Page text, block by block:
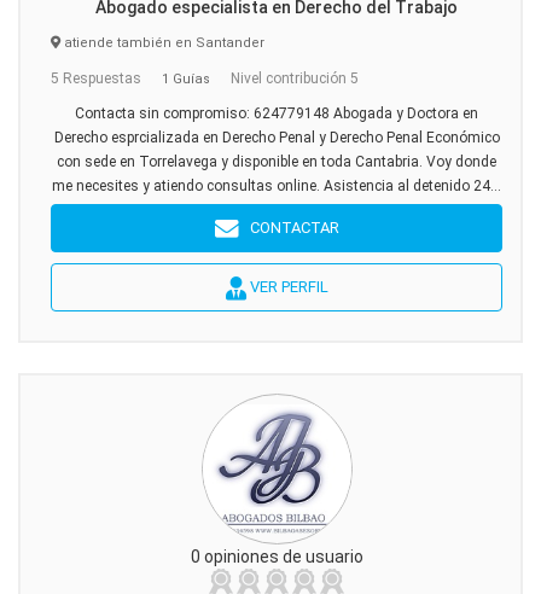
Abogado especialista en Derecho del Trabajo
atiende también en Santander
5 Respuestas 1 Guías Nivel contribución 5
Contacta sin compromiso: 624779148 Abogada y Doctora en
Derecho esprcializada en Derecho Penal y Derecho Penal Económico
con sede en Torrelavega y disponible en toda Cantabria. Voy donde
me necesites y atiendo consultas online. Asistencia al detenido 24...
CONTACTAR
VER PERFIL
0 opiniones de usuario